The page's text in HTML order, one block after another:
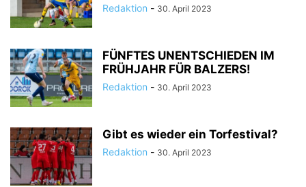
Redaktion - 30. April 2023
FÜNFTES UNENTSCHIEDEN IM
FRÜHJAHR FÜR BALZERS!
Redaktion - 30. April 2023
Gibt es wieder ein Torfestival?
Redaktion - 30. April 2023